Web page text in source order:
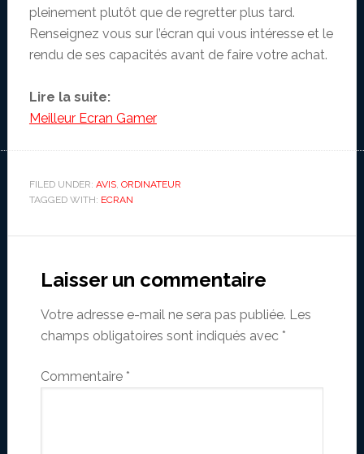
pleinement plutôt que de regretter plus tard.
Renseignez vous sur l’écran qui vous intéresse et le
rendu de ses capacités avant de faire votre achat.
Lire la suite:
Meilleur Ecran Gamer
FILED UNDER: AVIS, ORDINATEUR
TAGGED WITH: ECRAN
Interactions
Laisser un commentaire
Votre adresse e-mail ne sera pas publiée. Les
champs obligatoires sont indiqués avec *
Commentaire *